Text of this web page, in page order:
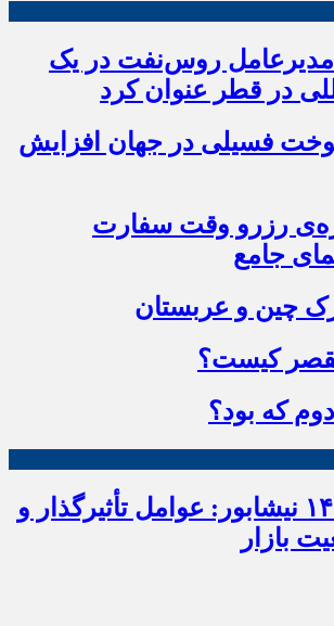
مدیرعامل روس‌نفت در یک
در قطر عنوان کرد
فسیلی در جهان افزایش
رزرو وقت سفارت
جامع
چین و عربستان
کیست؟
که بود؟
قیمت میلگرد ۱۴ نیشابور: عوامل تأثیرگذار و
بازار